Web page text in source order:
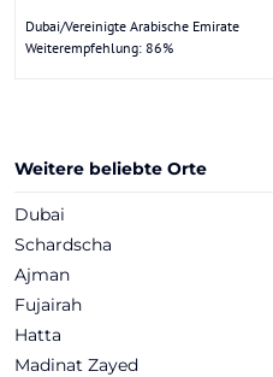
Dubai/Vereinigte Arabische Emirate
Weiterempfehlung: 86%
Weitere beliebte Orte
Dubai
Schardscha
Ajman
Fujairah
Hatta
Madinat Zayed